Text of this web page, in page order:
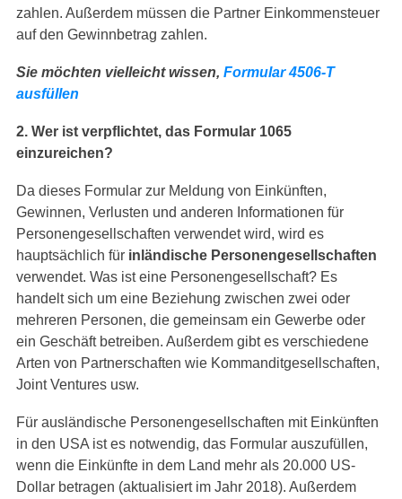
zahlen. Außerdem müssen die Partner Einkommensteuer
auf den Gewinnbetrag zahlen.
Sie möchten vielleicht wissen, Formular 4506-T
ausfüllen
2. Wer ist verpflichtet, das Formular 1065
einzureichen?
Da dieses Formular zur Meldung von Einkünften,
Gewinnen, Verlusten und anderen Informationen für
Personengesellschaften verwendet wird, wird es
hauptsächlich für inländische Personengesellschaften
verwendet. Was ist eine Personengesellschaft? Es
handelt sich um eine Beziehung zwischen zwei oder
mehreren Personen, die gemeinsam ein Gewerbe oder
ein Geschäft betreiben. Außerdem gibt es verschiedene
Arten von Partnerschaften wie Kommanditgesellschaften,
Joint Ventures usw.
Für ausländische Personengesellschaften mit Einkünften
in den USA ist es notwendig, das Formular auszufüllen,
wenn die Einkünfte in dem Land mehr als 20.000 US-
Dollar betragen (aktualisiert im Jahr 2018). Außerdem